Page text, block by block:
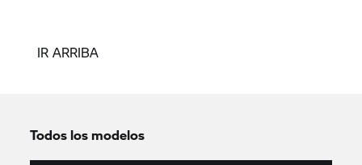
IR ARRIBA
Todos los modelos